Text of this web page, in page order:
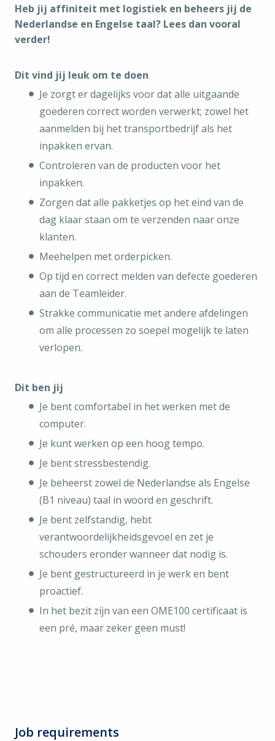
Heb jij affiniteit met logistiek en beheers jij de
Nederlandse en Engelse taal? Lees dan vooral
verder!
Dit vind jij leuk om te doen
Je zorgt er dagelijks voor dat alle uitgaande
goederen correct worden verwerkt; zowel het
aanmelden bij het transportbedrijf als het
inpakken ervan.
Controleren van de producten voor het
inpakken.
Zorgen dat alle pakketjes op het eind van de
dag klaar staan om te verzenden naar onze
klanten.
Meehelpen met orderpicken.
Op tijd en correct melden van defecte goederen
aan de Teamleider.
Strakke communicatie met andere afdelingen
om alle processen zo soepel mogelijk te laten
verlopen.
Dit ben jij
Je bent comfortabel in het werken met de
computer.
Je kunt werken op een hoog tempo.
Je bent stressbestendig.
Je beheerst zowel de Nederlandse als Engelse
(B1 niveau) taal in woord en geschrift.
Je bent zelfstandig, hebt
verantwoordelijkheidsgevoel en zet je
schouders eronder wanneer dat nodig is.
Je bent gestructureerd in je werk en bent
proactief.
In het bezit zijn van een OME100 certificaat is
een pré, maar zeker geen must!
Job requirements